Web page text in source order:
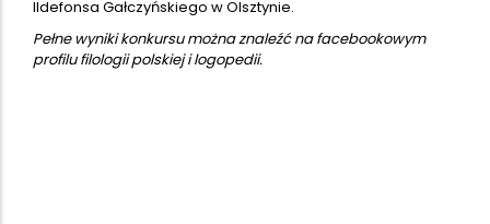
Ildefonsa Gałczyńskiego w Olsztynie.
Pełne wyniki konkursu można znaleźć na facebookowym
profilu filologii polskiej i logopedii.